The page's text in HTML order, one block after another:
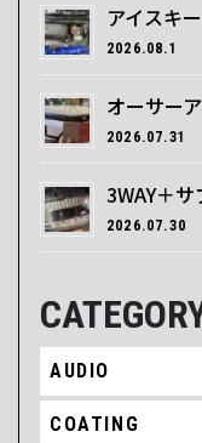
アイスキ
2026.08.1
オーサー
2026.07.31
3WAY＋
2026.07.30
AUDIO
COATING